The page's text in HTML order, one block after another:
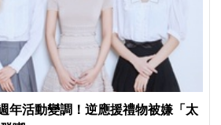
年活動變調！逆應援禮物被嫌「太